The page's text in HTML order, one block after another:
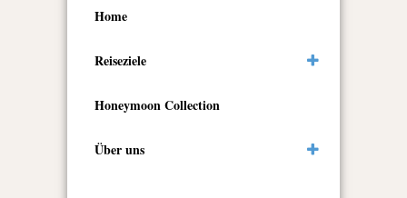
Home
Reiseziele
Honeymoon Collection
Über uns